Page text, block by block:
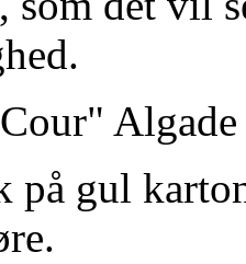
Algade
på gul